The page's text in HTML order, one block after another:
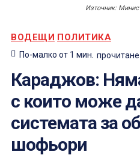
Източник:
ВОДЕЩИ ПОЛИТИКА
По-малко от 1 мин. прочитане
Караджов:
с които може
системата за
шофьори